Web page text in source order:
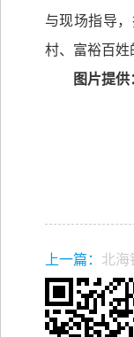
与现场指导
村、富裕百姓
图片提供
上一篇： 北海